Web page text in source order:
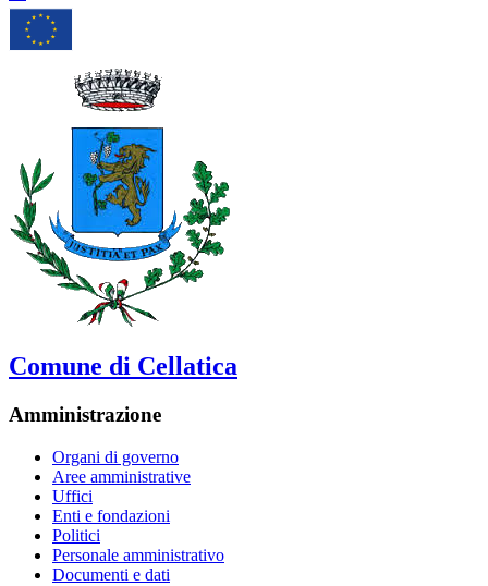
Comune di Cellatica
Amministrazione
Organi di governo
Aree amministrative
Uffici
Enti e fondazioni
Politici
Personale amministrativo
Documenti e dati